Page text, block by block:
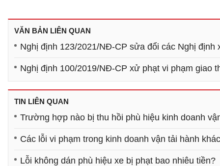
VĂN BẢN LIÊN QUAN
Nghị định 123/2021/NĐ-CP sửa đổi các Nghị
Nghị định 100/2019/NĐ-CP xử phạt vi phạm giao
TIN LIÊN QUAN
Trường hợp nào bị thu hồi phù hiệu kinh doanh
Các lỗi vi phạm trong kinh doanh vận tải hành
Lỗi không dán phù hiệu xe bị phạt bao nhiêu tiền?